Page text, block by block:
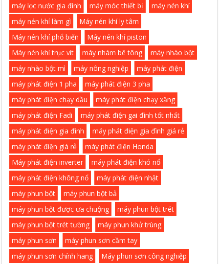
máy lọc nước gia đình
máy móc thiết bị
máy nén khí
máy nén khí làm gì
Máy nén khí ly tâm
Máy nén khí phổ biến
Máy nén khí piston
Máy nén khí trục vít
máy nhám bê tông
máy nhào bột
máy nhào bột mì
máy nông nghiệp
máy phát điện
máy phát điện 1 pha
máy phát điện 3 pha
máy phát điện chạy dầu
máy phát điện chạy xăng
máy phát điện Fadi
máy phát điện gai đình tốt nhất
máy phát điện gia đình
máy phát điện gia đình giá rẻ
máy phát điện giá rẻ
máy phát điện Honda
Máy phát điện inverter
máy phát điện khó nổ
máy phát điện không nổ
máy phát điện nhật
máy phun bột
máy phun bột bả
máy phun bột được ưa chuộng
máy phun bột trét
máy phun bột trét tường
máy phun khử trùng
máy phun sơn
máy phun sơn cầm tay
máy phun sơn chính hãng
Máy phun sơn công nghiệp